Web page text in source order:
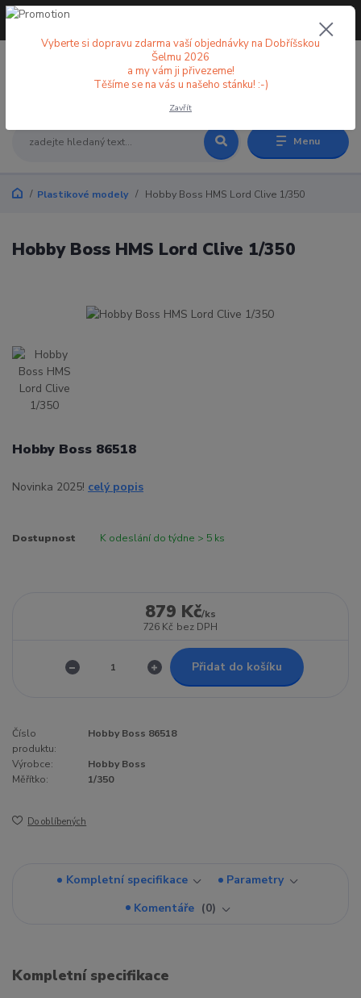
Menu
+420 773 998 582
Plastikové modely Hobby Boss HMS Lord Clive 1/350
Hobby Boss HMS Lord Clive 1/350
Hobby Boss 86518
Novinka 2025! celý popis
Dostupnost K odeslání do týdne > 5 ks
879 Kč/ks
726 Kč bez DPH
Přidat do košíku
Číslo
produktu:
Hobby Boss 86518
Výrobce:
Hobby Boss
Měřítko:
1/350
Do oblíbených
Kompletní specifikace
Parametry
Komentáře
0
Kompletní specifikace
Vyberte si dopravu zdarma vaší objednávky na Dobříšskou
Šelmu 2026
a my vám ji přivezeme!
Těšíme se na vás u našeho stánku! :-)
Zavřít